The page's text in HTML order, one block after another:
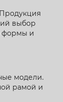
выбор
формы и
модели.
рамой и